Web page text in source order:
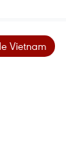
Vietnam